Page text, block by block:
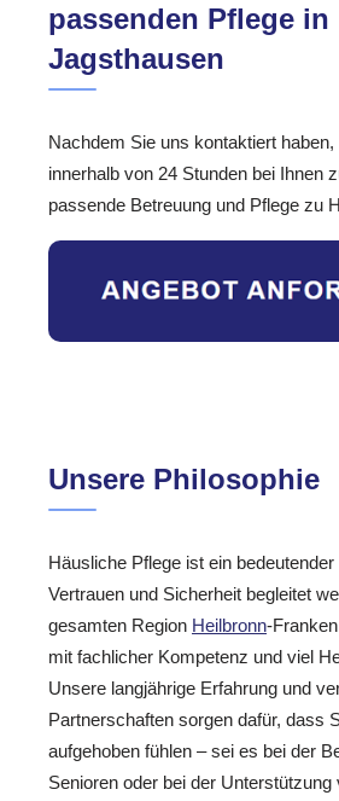
passenden Pflege in
Jagsthausen
Nachdem Sie uns kontaktiert
innerhalb von 24 Stunden bei Ihnen
passende Betreuung und Pflege zu
Unsere Philosophie
Häusliche Pflege ist ein
Vertrauen und Sicherheit begleitet
gesamten Region Heilbronn-
mit fachlicher Kompetenz und viel
Unsere langjährige Erfahrung und
Partnerschaften sorgen dafür, dass
aufgehoben fühlen – sei es bei der
Senioren oder bei der